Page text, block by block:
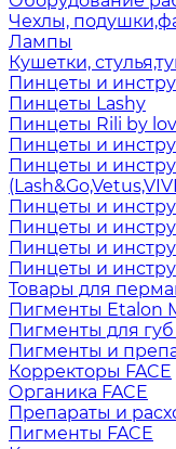
Чехлы,
Лампы
Кушетки,
Пинцеты и
Пинцеты Lashy
Пинцеты Rili by
Пинцеты и
Пинцеты и
Пинцеты и
Пинцеты и
Пинцеты и
Пинцеты и
Товары для
Пигменты Etalon
Пигменты для
Пигменты и
Корректоры FACE
Органика FACE
Препараты и
Пигменты FACE